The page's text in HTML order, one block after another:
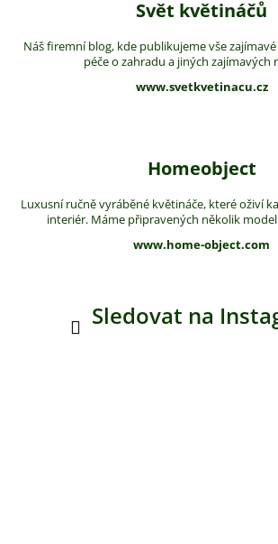
Svět květináčů
Náš firemní blog, kde publikujeme vše
péče o zahradu a jiných zajímavých
www.svetkvetinacu.cz
Homeobject
Luxusní ručně vyráběné květináče, které oživí
interiér. Máme připravených několik
www.home-object.com
Sledovat na